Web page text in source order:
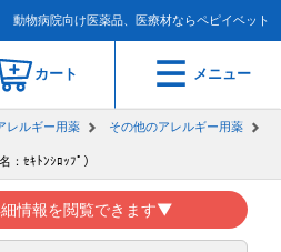
動物病院向け医薬品、医療材ならペピイベット
カート メニュー
レルギー用薬 その他のアレルギー用薬
ｾｷﾄﾝｼﾛｯﾌﾟ）
情報を閲覧できます▼